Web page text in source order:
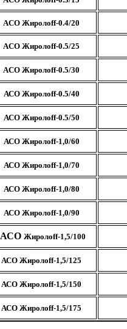
ACO Жиролоff-0.4/20
ACO Жиролоff-0.5/25
ACO Жиролоff-0.5/30
АСО Жиролоff-0.5/40
АСО Жиролоff-0.5/50
АСО Жиролоff-1,0/60
АСО Жиролоff-1,0/70
АСО Жиролоff-1,0/80
АСО Жиролоff-1,0/90
АСО Жиролоff-1,5/100
АСО Жиролоff-1,5/125
АСО Жиролоff-1,5/150
АСО Жиролоff-1,5/175